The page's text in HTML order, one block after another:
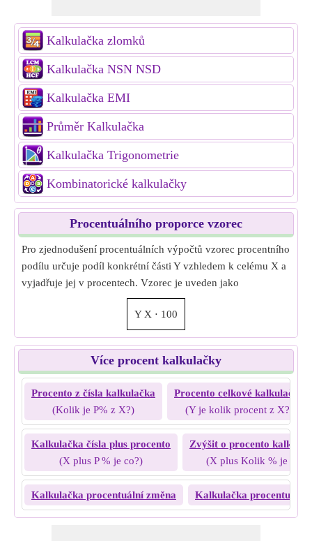
Kalkulačka zlomků
Kalkulačka NSN NSD
Kalkulačka EMI
Průměr Kalkulačka
Kalkulačka Trigonometrie
Kombinatorické kalkulačky
Procentuálního proporce vzorec
Pro zjednodušení procentuálních výpočtů vzorec procentního
podílu určuje podíl konkrétní části Y vzhledem k celému X a
vyjadřuje jej v procentech. Vzorec je uveden jako
Y X ⋅ 100
Více procent kalkulačky
Procento z čísla kalkulačka
(Kolik je P% z X?)
Procento celkové kalkulačky
(Y je kolik procent z X?)
Kalkulačka čísla plus procento
(X plus P % je co?)
Zvýšit o procento
(X plus Kolik % je Y?)
Kalkulačka procentuální změna Kalkulačka procentuální